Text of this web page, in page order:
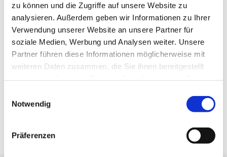
zu können und die Zugriffe auf unsere Website zu
analysieren. Außerdem geben wir Informationen zu Ihrer
Verwendung unserer Website an unsere Partner für
soziale Medien, Werbung und Analysen weiter. Unsere
Partner führen diese Informationen möglicherweise mit
weiteren Daten zusammen, die Sie ihnen bereitgestellt
Notwendig
Präferenzen